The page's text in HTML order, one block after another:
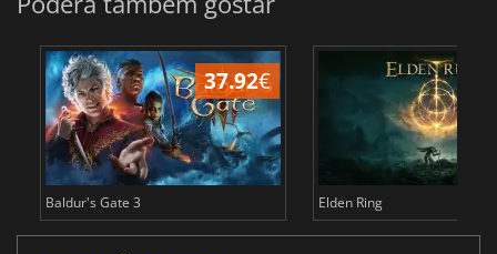
37.92€
Baldur's Gate 3 Elden Ring